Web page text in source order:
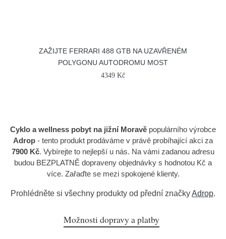
ZAŽIJTE FERRARI 488 GTB NA UZAVŘENÉM
POLYGONU AUTODROMU MOST
4349 Kč
Cyklo a wellness pobyt na jižní Moravě populárního výrobce
Adrop - tento produkt prodáváme v právě probíhající akci za
7900 Kč. Vybírejte to nejlepší u nás. Na vámi zadanou adresu
budou BEZPLATNĚ dopraveny objednávky s hodnotou Kč a
více. Zařaďte se mezi spokojené klienty.
Prohlédněte si všechny produkty od přední značkyAdrop.
Možnosti dopravy a platby